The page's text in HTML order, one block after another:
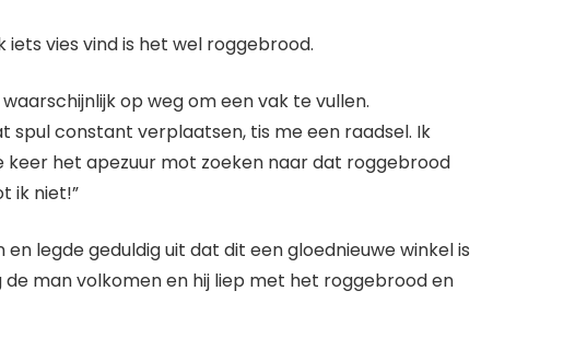
vies vind is het wel roggebrood.
op weg om een vak te vullen.
spul constant verplaatsen, tis me een raadsel. Ik
keer het apezuur mot zoeken naar dat roggebrood
ik niet!”
legde geduldig uit dat dit een gloednieuwe winkel is
man volkomen en hij liep met het roggebrood en